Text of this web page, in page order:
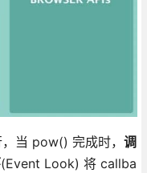
当 pow() 完成时， 调
(Event Look) 将 callba